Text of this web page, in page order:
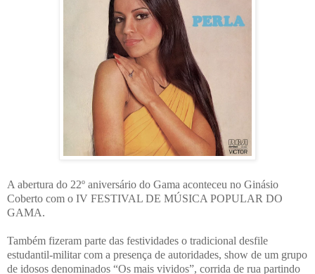
A abertura do 22º aniversário do Gama aconteceu no Ginásio
Coberto com o IV FESTIVAL DE MÚSICA POPULAR DO
GAMA.
Também fizeram parte das festividades o tradicional desfile
estudantil-militar com a presença de autoridades, show de um grupo
de idosos denominados “Os mais vividos”, corrida de rua partindo